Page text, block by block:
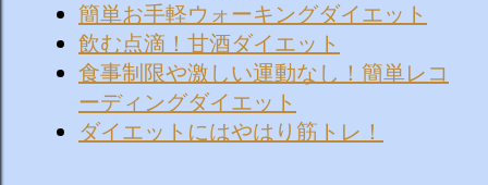
簡単お手軽ウォーキングダイエット
飲む点滴！甘酒ダイエット
食事制限や激しい運動なし！簡単レコ
ーディングダイエット
ダイエットにはやはり筋トレ！